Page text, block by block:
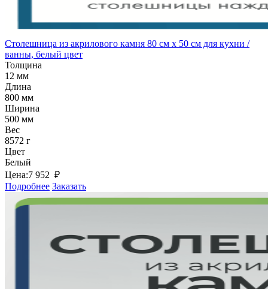
Столешница из акрилового камня 80 см x 50 см для кухни /
ванны, белый цвет
Толщина
12 мм
Длина
800 мм
Ширина
500 мм
Вес
8572 г
Цвет
Белый
Цена:7 952 ₽
Подробнее Заказать